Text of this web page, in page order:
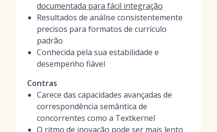
documentada para fácil integração
Resultados de análise consistentemente
precisos para formatos de currículo
padrão
Conhecida pela sua estabilidade e
desempenho fiável
Contras
Carece das capacidades avançadas de
correspondência semântica de
concorrentes como a Textkernel
O ritmo de inovação pode ser mais lento